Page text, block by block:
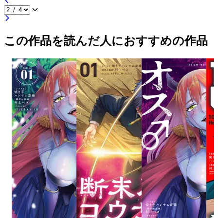
この作品を読んだ人におすすめの作品